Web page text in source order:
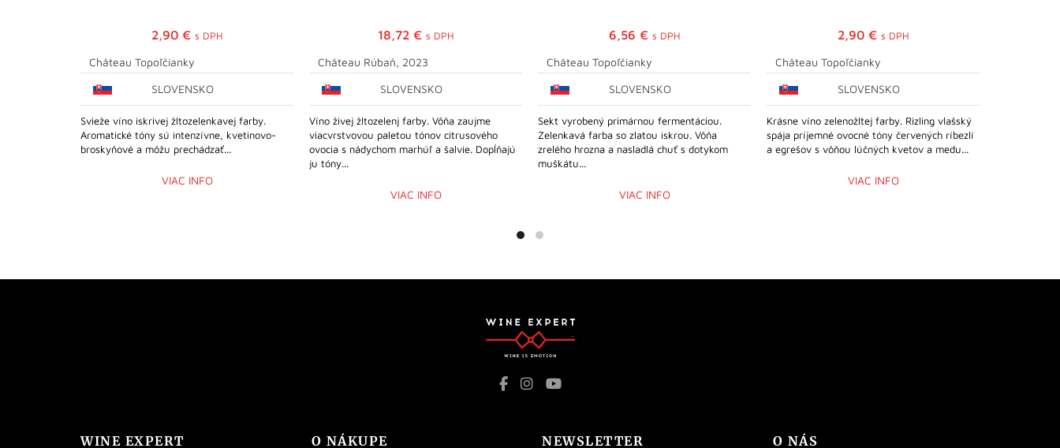
2,90 € s DPH
Château Topoľčianky
SLOVENSKO
Svieže víno iskrivej žltozelenkavej farby.
Aromatické tóny sú intenzívne, kvetinovo-
broskyňové a môžu prechádzať...
VIAC INFO
18,72 € s DPH
Château Rúbaň, 2023
SLOVENSKO
Víno živej žltozelenj farby. Vôňa zaujme
viacvrstvovou paletou tónov citrusového
ovocia s nádychom marhúľ a šalvie. Dopĺňajú
ju tóny...
VIAC INFO
6,56 € s DPH
Château Topoľčianky
SLOVENSKO
Sekt vyrobený primárnou fermentáciou.
Zelenkavá farba so zlatou iskrou. Vôňa
zrelého hrozna a nasladlá chuť s dotykom
muškátu...
VIAC INFO
2,90 € s DPH
Château Topoľčianky
SLOVENSKO
Krásne víno zelenožltej farby. Rizling vlašský
spája príjemné ovocné tóny červených ríbezlí
a egrešov s vôňou lúčných kvetov a medu...
VIAC INFO
WINE EXPERT O NÁKUPE NEWSLETTER O NÁS